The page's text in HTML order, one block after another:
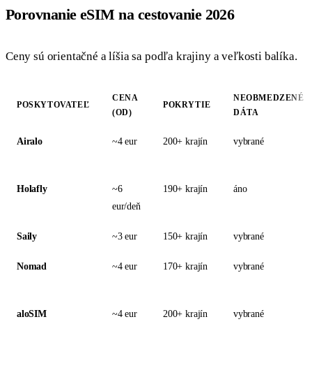
Porovnanie eSIM na cestovanie 2026
Ceny sú orientačné a líšia sa podľa krajiny a veľkosti balíka.
POSKYTOVATEĽ
CENA
(OD)
POKRYTIE
NEOBMEDZENÉ
DÁTA
Airalo ~4 eur 200+ krajín vybrané
Holafly
~6
eur/deň
190+ krajín áno
Saily ~3 eur 150+ krajín vybrané
Nomad ~4 eur 170+ krajín vybrané
aloSIM ~4 eur 200+ krajín vybrané